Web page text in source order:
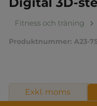
Fitness och träning
Produktnummer: A23-
Exkl. moms